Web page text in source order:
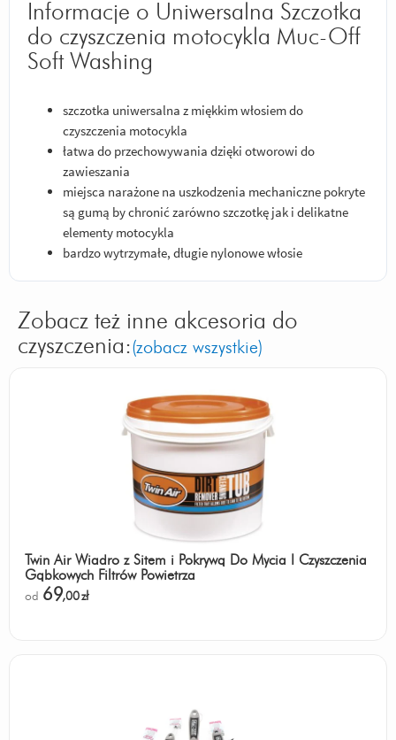
Informacje o Uniwersalna Szczotka
do czyszczenia motocykla Muc-Off
Soft Washing
szczotka uniwersalna z miękkim włosiem do
czyszczenia motocykla
łatwa do przechowywania dzięki otworowi do
zawieszania
miejsca narażone na uszkodzenia mechaniczne pokryte
są gumą by chronić zarówno szczotkę jak i delikatne
elementy motocykla
bardzo wytrzymałe, długie nylonowe włosie
Zobacz też inne akcesoria do
czyszczenia:(zobacz wszystkie)
Twin Air Wiadro z Sitem i Pokrywą Do Mycia I Czyszczenia
Gąbkowych Filtrów Powietrza
od 69,00zł